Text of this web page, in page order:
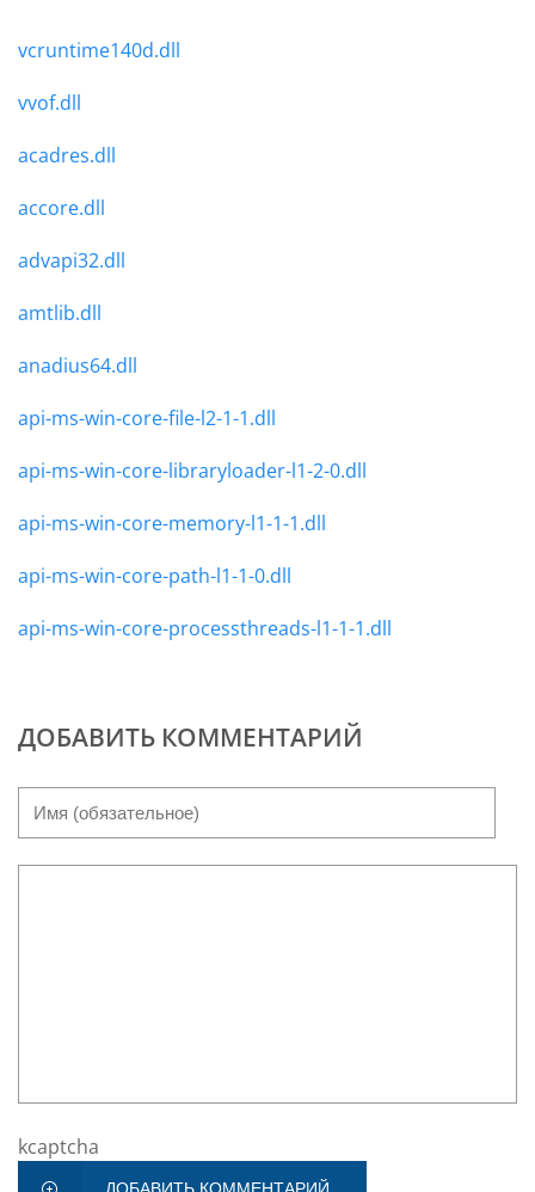
vcruntime140d.dll
vvof.dll
acadres.dll
accore.dll
advapi32.dll
amtlib.dll
anadius64.dll
api-ms-win-core-file-l2-1-1.dll
api-ms-win-core-libraryloader-l1-2-0.dll
api-ms-win-core-memory-l1-1-1.dll
api-ms-win-core-path-l1-1-0.dll
api-ms-win-core-processthreads-l1-1-1.dll
ДОБАВИТЬ КОММЕНТАРИЙ
kcaptcha
ДОБАВИТЬ КОММЕНТАРИЙ